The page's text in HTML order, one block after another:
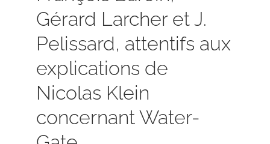
Gérard Larcher et J.
Pelissard, attentifs aux
explications de
Nicolas Klein
concernant Water-